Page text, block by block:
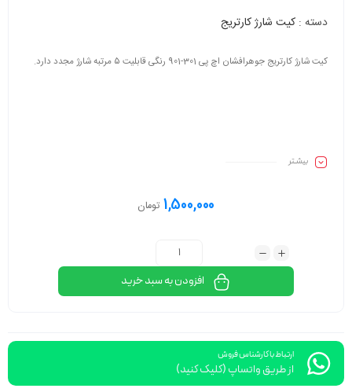
دسته : کیت شارژ کارتریج
کیت شارژ کارتریج جوهرافشان اچ پی 301-901 رنگی قابلیت ۵ مرتبه شارژ مجدد دارد.
بیشـتر
1,500,000 تومان
افزودن به سبد خرید
ارتباط با کارشناس فروش
از طریق واتساپ (کلیک کنید)